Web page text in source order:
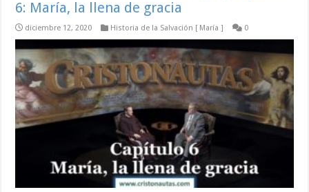
6: María, la llena de gracia
diciembre 12, 2020 Historia de la Salvación [ María ] 0